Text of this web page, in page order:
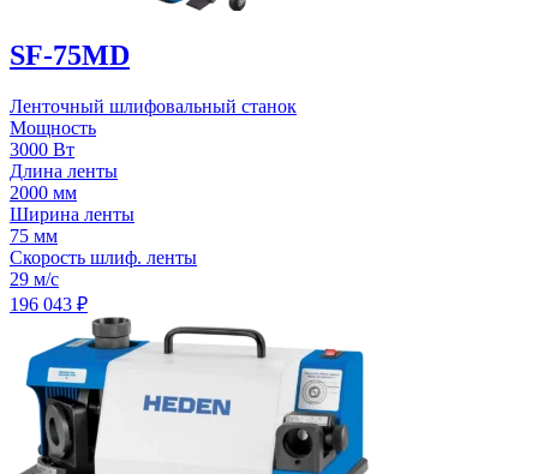
SF-75MD
Ленточный шлифовальный станок
Мощность
3000 Вт
Длина ленты
2000 мм
Ширина ленты
75 мм
Скорость шлиф. ленты
29 м/с
196 043 ₽